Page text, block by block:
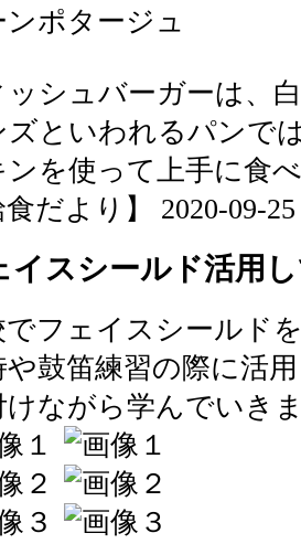
ンポタージュ
ッシュバーガーは、
ズといわれるパンで
ンを使って上手に食
食だより】 2020-09-
イスシールド活用
でフェイスシールド
や鼓笛練習の際に活
けながら学んでいき